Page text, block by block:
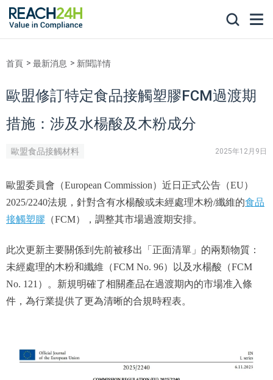
首頁 最新消息 新聞詳情
歐盟修訂特定食品接觸塑膠FCM過渡期
措施：涉及水楊酸及木粉成分
歐盟食品接觸材料 2025年12月9日
歐盟委員會（European Commission）近日正式公告（EU）
2025/2240法規，針對含有水楊酸或未經處理木粉/纖維的食品
接觸塑膠 （FCM），調整其市場過渡期安排。
此次更新主要關係到先前被移出「正面清單」的兩類物質：
未經處理的木粉和纖維（FCM No. 96）以及水楊酸（FCM
No. 121）。新規明確了相關產品在過渡期內的市場准入條
件，為行業提供了更為清晰的合規時程表。